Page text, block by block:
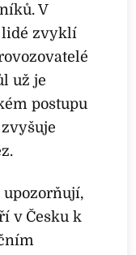
V
lidé zvyklí
už je
postupu
upozorňují,
v Česku k